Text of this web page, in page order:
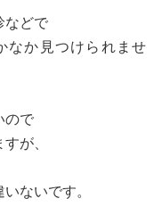
などで
なか見つけられませ
ので
が、
ないです。